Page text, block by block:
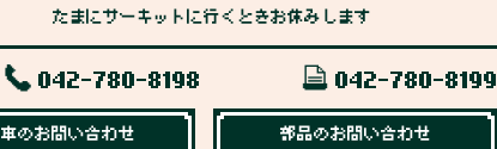
たまにサーキットに行くときお休みします
042-780-8198 042-780-8199
のお問い合わせ 部品のお問い合わせ